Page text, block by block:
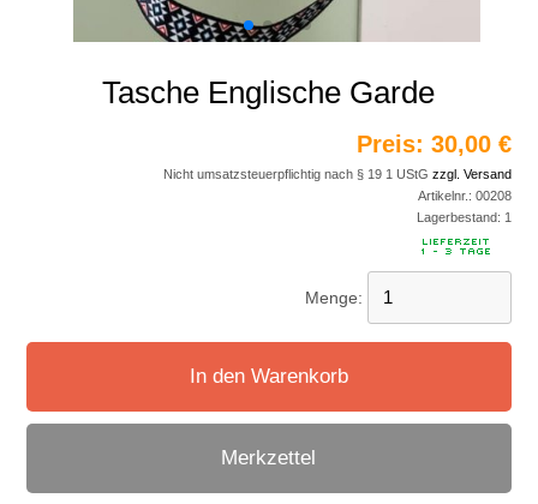
Tasche Englische Garde
Preis: 30,00 €
Nicht umsatzsteuerpflichtig nach § 19 1 UStG zzgl. Versand
Artikelnr.: 00208
Lagerbestand: 1
Menge:
In den Warenkorb
Merkzettel